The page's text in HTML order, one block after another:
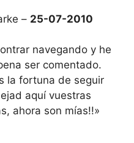
– 25-07-2010
navegando y he
ser comentado.
la fortuna de seguir
aquí vuestras
ahora son mías!!»